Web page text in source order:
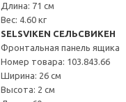
Длина: 71 см
Вес: 4.60 кг
SELSVIKEN СЕЛЬСВИКЕН
Фронтальная панель ящика
Номер товара: 103.843.66
Ширина: 26 см
Высота: 2 см